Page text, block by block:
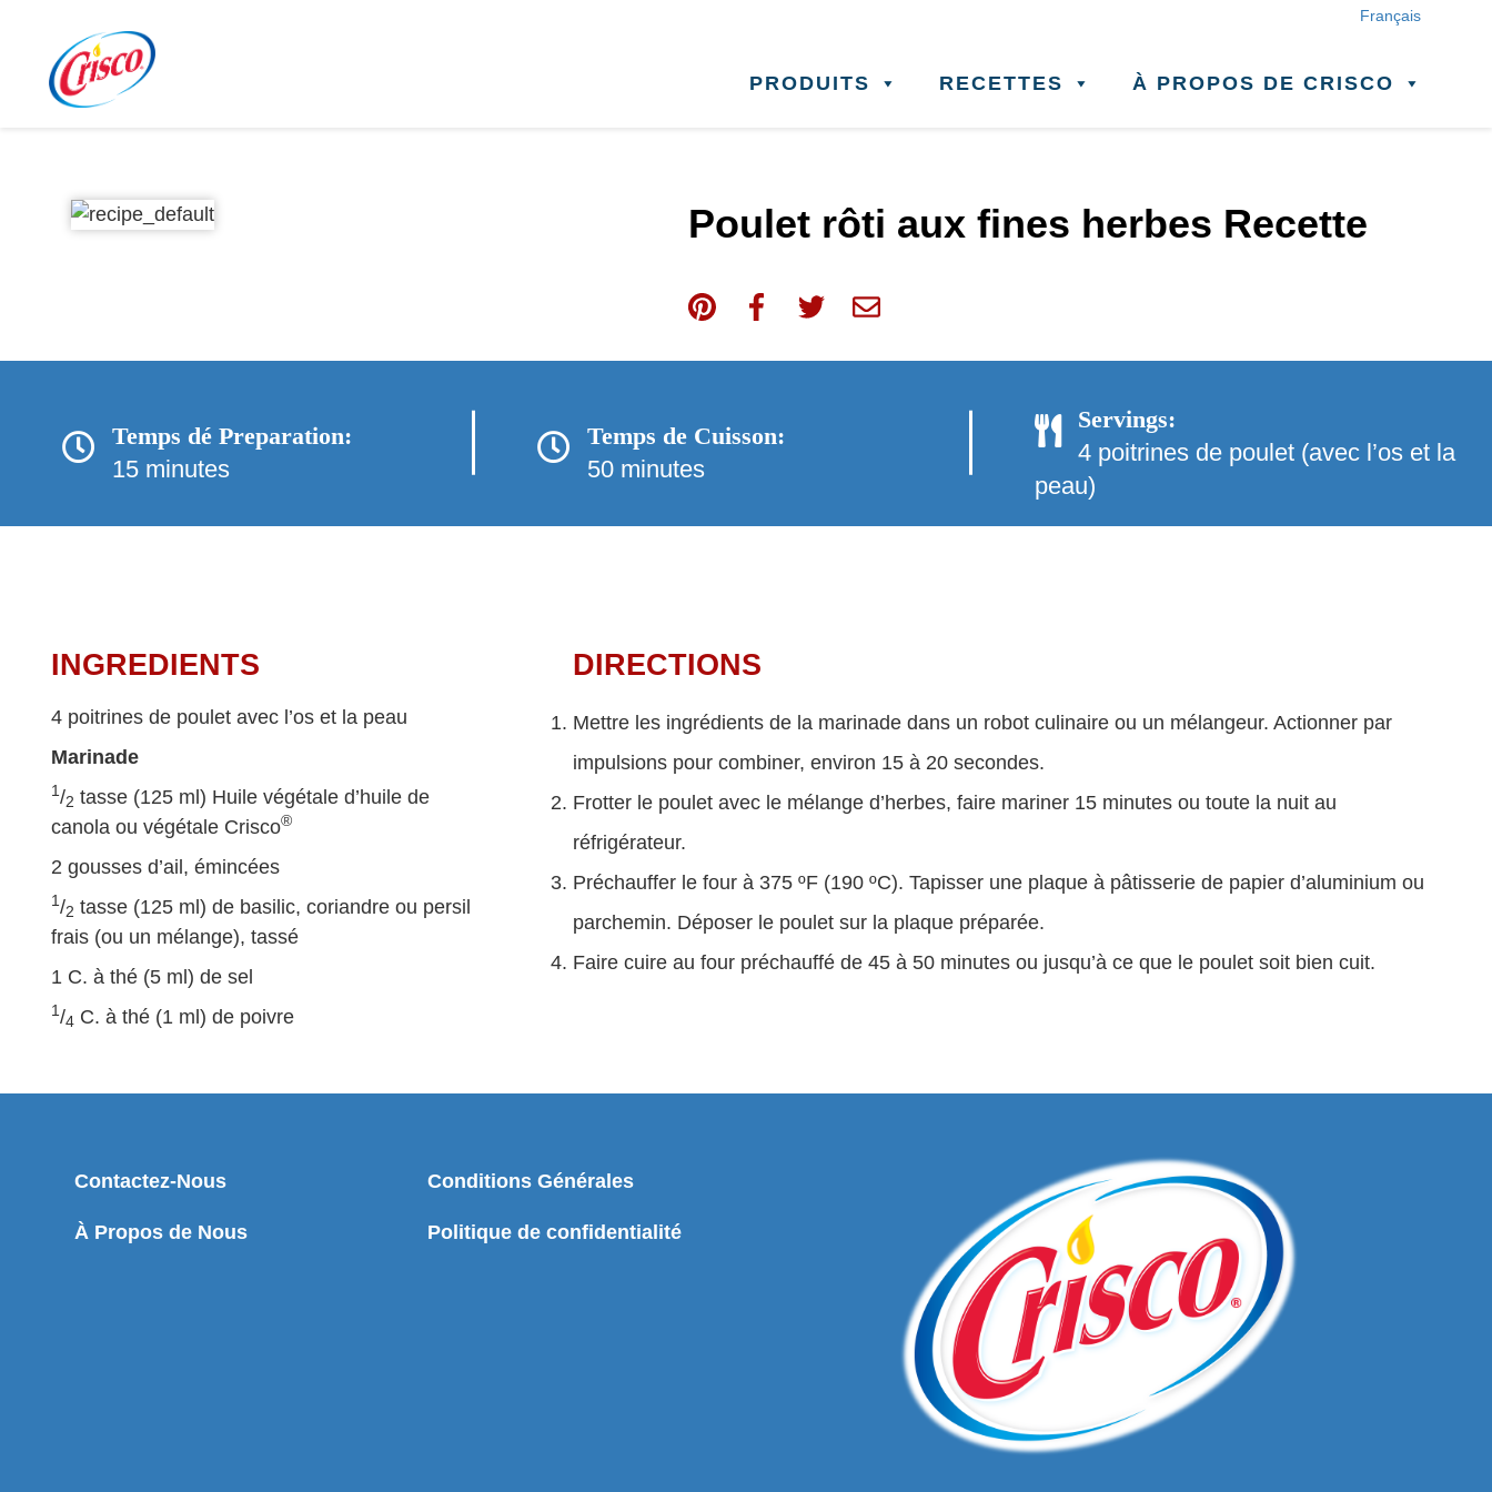
Français
PRODUITS RECETTES À PROPOS DE CRISCO
Poulet rôti aux fines herbes Recette
Temps dé Preparation:
15 minutes
Temps de Cuisson:
50 minutes
Servings:
4 poitrines de poulet (avec l’os et la
peau)
INGREDIENTS
4 poitrines de poulet avec l’os et la peau
Marinade
1/2 tasse (125 ml) Huile végétale d’huile de
canola ou végétale Crisco®
2 gousses d’ail, émincées
1/2 tasse (125 ml) de basilic, coriandre ou persil
frais (ou un mélange), tassé
1 C. à thé (5 ml) de sel
1/4 C. à thé (1 ml) de poivre
DIRECTIONS
Mettre les ingrédients de la marinade dans un robot culinaire ou un mélangeur. Actionner par
impulsions pour combiner, environ 15 à 20 secondes.
Frotter le poulet avec le mélange d’herbes, faire mariner 15 minutes ou toute la nuit au
réfrigérateur.
Préchauffer le four à 375 ºF (190 ºC). Tapisser une plaque à pâtisserie de papier d’aluminium ou
parchemin. Déposer le poulet sur la plaque préparée.
Faire cuire au four préchauffé de 45 à 50 minutes ou jusqu’à ce que le poulet soit bien cuit.
Contactez-Nous
À Propos de Nous
Conditions Générales
Politique de confidentialité